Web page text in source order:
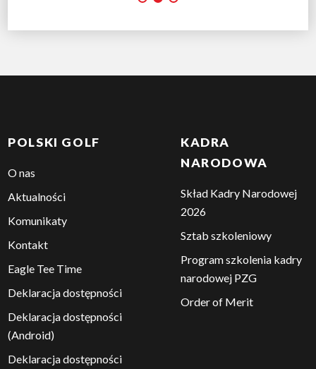
POLSKI GOLF
O nas
Aktualności
Komunikaty
Kontakt
Eagle Tee Time
Deklaracja dostępności
Deklaracja dostępności
(Android)
Deklaracja dostępności
KADRA
NARODOWA
Skład Kadry Narodowej
2026
Sztab szkoleniowy
Program szkolenia kadry
narodowej PZG
Order of Merit